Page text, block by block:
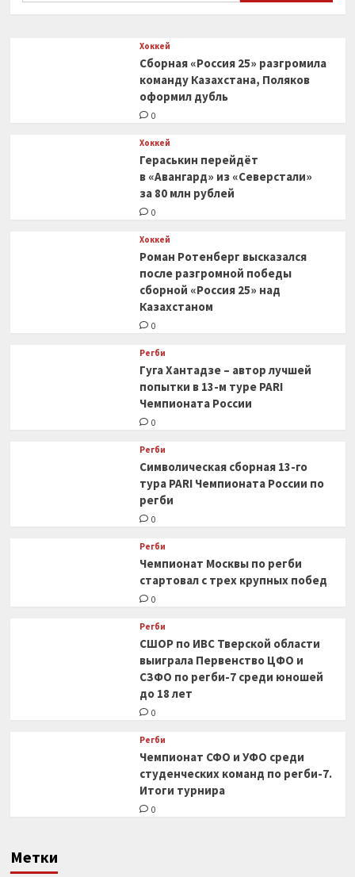
Хоккей
Сборная «Россия 25» разгромила
команду Казахстана, Поляков
оформил дубль
0
Хоккей
Гераськин перейдёт
в «Авангард» из «Северстали»
за 80 млн рублей
0
Хоккей
Роман Ротенберг высказался
после разгромной победы
сборной «Россия 25» над
Казахстаном
0
Регби
Гуга Хантадзе – автор лучшей
попытки в 13-м туре PARI
Чемпионата России
0
Регби
Символическая сборная 13-го
тура PARI Чемпионата России по
регби
0
Регби
Чемпионат Москвы по регби
стартовал с трех крупных побед
0
Регби
СШОР по ИВС Тверской области
выиграла Первенство ЦФО и
СЗФО по регби-7 среди юношей
до 18 лет
0
Регби
Чемпионат СФО и УФО среди
студенческих команд по регби-7.
Итоги турнира
0
Метки